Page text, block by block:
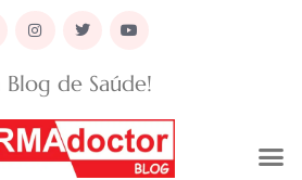
Blog de Saúde!